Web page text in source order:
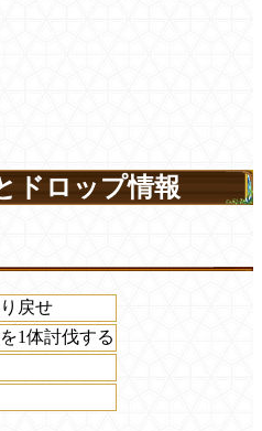
ドロップ情報
戻せ
1体討伐する